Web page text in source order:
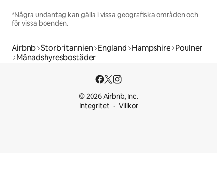
*Några undantag kan gälla i vissa geografiska områden och
för vissa boenden.
Airbnb Storbritannien England Hampshire Poulner
Månadshyresbostäder
© 2026 Airbnb, Inc.
Integritet
Villkor